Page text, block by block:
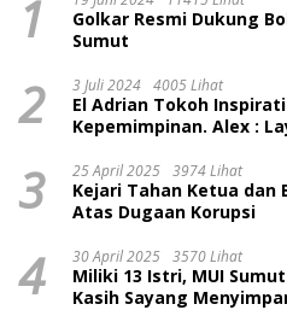
1
Golkar Resmi Dukung
Sumut
2 3 Juli 2024 4005 Lihat
El Adrian Tokoh
Kepemimpinan. Alex :
3 25 April 2025 3974 Lihat
Kejari Tahan Ketua dan
Atas Dugaan Korupsi
4 30 April 2025 3570 Lihat
Miliki 13 Istri, MUI
Kasih Sayang